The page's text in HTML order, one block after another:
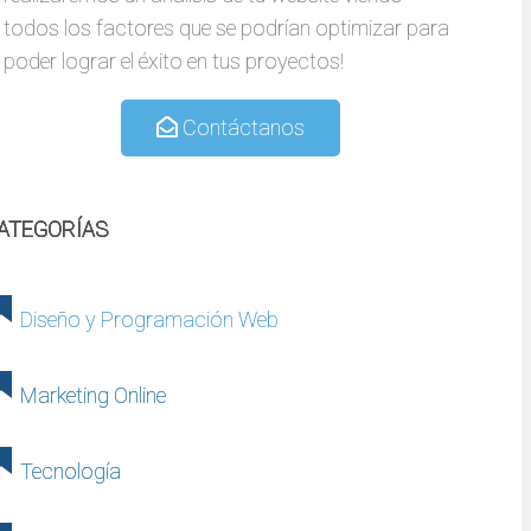
todos los factores que se podrían optimizar para
poder lograr el éxito en tus proyectos!
Contáctanos
Diseño y Programación Web
Marketing Online
Tecnología